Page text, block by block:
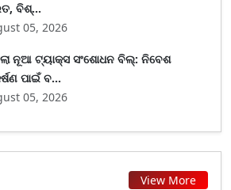
ବିଶ୍...
05, 2026
ନୂଆ ଟ୍ୟାକ୍ସ ସଂଶୋଧନ ବିଲ୍: ନିବେଶ
ପାଇଁ ବ...
05, 2026
View More